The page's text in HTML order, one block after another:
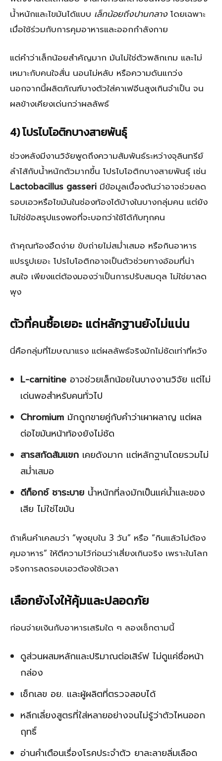
น้ำหนักและไขมันได้แบบ เล็กน้อยถึงปานกลางโดยเฉพาะ
เมื่อใช้ร่วมกับการคุมอาหารและออกกำลังกาย
แต่คำว่าเล็กน้อยสำคัญมาก มันไม่ใช่ตัวพลิกเกม และไม่
เหมาะกับคนใจสั่น นอนไม่หลับ หรือความดันแกว่ง
นอกจากนี้ผลิตภัณฑ์บางตัวใส่คาเฟอีนสูงเกินจำเป็น จน
ผลข้างเคียงเด่นกว่าผลลัพธ์
4) โปรไบโอติกบางสายพันธุ์
ช่วงหลังมีงานวิจัยพูดถึงความสัมพันธ์ระหว่างจุลินทรีย์
ลำไส้กับน้ำหนักตัวมากขึ้น โปรไบโอติกบางสายพันธุ์ เช่น
Lactobacillus gasseri มีข้อมูลเบื้องต้นว่าอาจช่วยลด
รอบเอวหรือไขมันในช่องท้องได้บ้างในบางกลุ่มคน แต่ยัง
ไม่ใช่ข้อสรุปแรงพอที่จะบอกว่าใช้ได้กับทุกคน
ถ้าคุณท้องอืดง่าย ขับถ่ายไม่สม่ำเสมอ หรือกินอาหาร
แปรรูปเยอะ โปรไบโอติกอาจเป็นตัวช่วยทางอ้อมที่น่า
สนใจ เพียงแต่ต้องมองว่าเป็นการปรับสมดุล ไม่ใช่ยาลด
พุง
ตัวที่คนซื้อเยอะ แต่หลักฐานยังไม่แน่น
นี่คือกลุ่มที่โฆษณาแรง แต่ผลลัพธ์จริงมักไม่ชัดเท่าที่หวัง
L-carnitine อาจช่วยเล็กน้อยในบางงานวิจัย แต่ไม่
เด่นพอสำหรับคนทั่วไป
Chromium มักถูกขายคู่กับคำว่าเผาผลาญ แต่ผล
ต่อไขมันหน้าท้องยังไม่ชัด
สารสกัดส้มแขก เคยดังมาก แต่หลักฐานโดยรวมไม่
สม่ำเสมอ
ดีท็อกซ์ ชาระบาย น้ำหนักที่ลงมักเป็นแค่น้ำและของ
เสีย ไม่ใช่ไขมัน
ถ้าเห็นคำเคลมว่า “พุงยุบใน 3 วัน” หรือ “กินแล้วไม่ต้อง
คุมอาหาร” ให้ตีความไว้ก่อนว่าเสี่ยงเกินจริง เพราะในโลก
จริงการลดรอบเอวต้องใช้เวลา
เลือกยังไงให้คุ้มและปลอดภัย
ก่อนจ่ายเงินกับอาหารเสริมใด ๆ ลองเช็กตามนี้
ดูส่วนผสมหลักและปริมาณต่อเสิร์ฟ ไม่ดูแค่ชื่อหน้า
กล่อง
เช็กเลข อย. และผู้ผลิตที่ตรวจสอบได้
หลีกเลี่ยงสูตรที่ใส่หลายอย่างจนไม่รู้ว่าตัวไหนออก
ฤทธิ์
อ่านคำเตือนเรื่องโรคประจำตัว ยาละลายลิ่มเลือด